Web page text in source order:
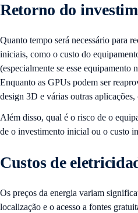
Retorno do
Quanto tempo será necessário para
iniciais, como o custo do
(especialmente se esse equipamento
Enquanto as GPUs podem ser
design 3D e várias outras
Além disso, qual é o risco de o
de o investimento inicial ou o custo
Custos de
Os preços da energia variam
localização e o acesso a fontes